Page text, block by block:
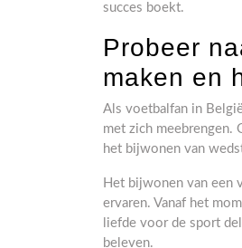
succes boekt.
Probeer
maken en
Als voetbalfan in
met zich meebrengen.
het bijwonen van
Het bijwonen van een
ervaren. Vanaf het
liefde voor de sport
beleven.